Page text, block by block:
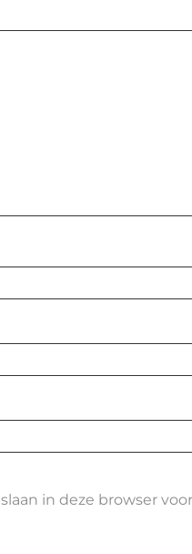
in deze browser